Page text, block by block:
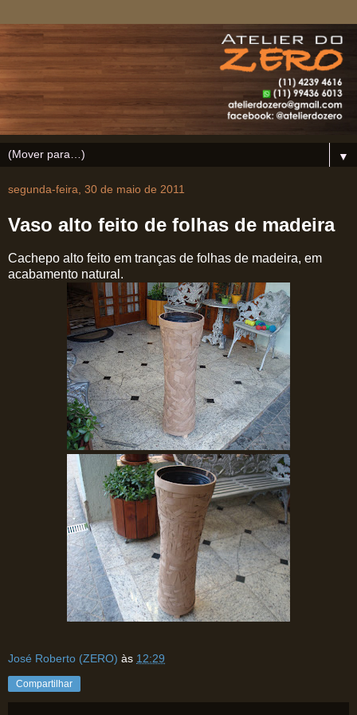
▼
segunda-feira, 30 de maio de 2011
Vaso alto feito de folhas de madeira
Cachepo alto feito em tranças de folhas de madeira, em
acabamento natural.
José Roberto (ZERO) às 12:29
Compartilhar